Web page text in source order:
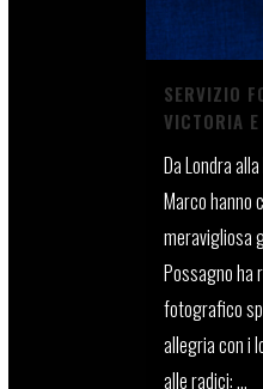
SERVIZIO
VICTORIA
Da Londra
Marco hanno
meravigliosa
Possagno ha
fotografico
allegria con i
alle radici: ...